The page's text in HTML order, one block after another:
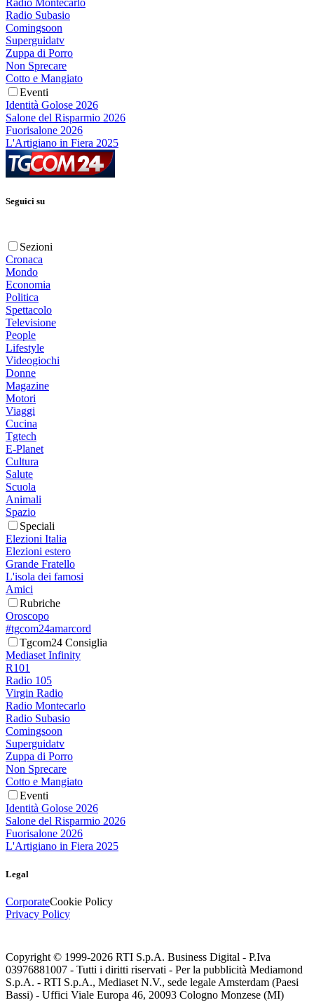
Radio Montecarlo
Radio Subasio
Comingsoon
Superguidatv
Zuppa di Porro
Non Sprecare
Cotto e Mangiato
Eventi
Identità Golose 2026
Salone del Risparmio 2026
Fuorisalone 2026
L'Artigiano in Fiera 2025
Seguici su
Sezioni
Cronaca
Mondo
Economia
Politica
Spettacolo
Televisione
People
Lifestyle
Videogiochi
Donne
Magazine
Motori
Viaggi
Cucina
Tgtech
E-Planet
Cultura
Salute
Scuola
Animali
Spazio
Speciali
Elezioni Italia
Elezioni estero
Grande Fratello
L'isola dei famosi
Amici
Rubriche
Oroscopo
#tgcom24amarcord
Tgcom24 Consiglia
Mediaset Infinity
R101
Radio 105
Virgin Radio
Radio Montecarlo
Radio Subasio
Comingsoon
Superguidatv
Zuppa di Porro
Non Sprecare
Cotto e Mangiato
Eventi
Identità Golose 2026
Salone del Risparmio 2026
Fuorisalone 2026
L'Artigiano in Fiera 2025
Legal
CorporateCookie Policy
Privacy Policy
Copyright © 1999-2026 RTI S.p.A. Business Digital - P.Iva
03976881007 - Tutti i diritti riservati - Per la pubblicità Mediamond
S.p.A. - RTI S.p.A., Mediaset N.V., sede legale Amsterdam (Paesi
Bassi) - Uffici Viale Europa 46, 20093 Cologno Monzese (MI)